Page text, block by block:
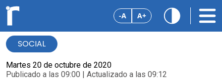
-A A+
SOCIAL
Martes 20 de octubre de 2020
Publicado a las 09:00 | Actualizado a las 09:12